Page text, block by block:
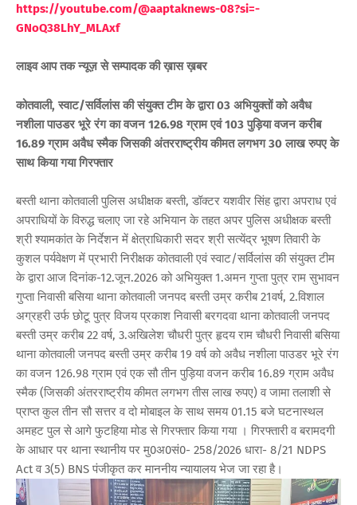
https://youtube.com/@aaptaknews-08?si=-
GNoQ38LhY_MLAxf
लाइव आप तक न्यूज़ से सम्पादक की ख़ास ख़बर
कोतवाली, स्वाट/सर्विलांस की संयुक्त टीम के द्वारा 03 अभियुक्तों को अवैध
नशीला पाउडर भूरे रंग का वजन 126.98 ग्राम एवं 103 पुड़िया वजन करीब
16.89 ग्राम अवैध स्मैक जिसकी अंतरराष्ट्रीय कीमत लगभग 30 लाख रुपए के
साथ किया गया गिरफ्तार
बस्ती थाना कोतवाली पुलिस अधीक्षक बस्ती, डॉक्टर यशवीर सिंह द्वारा अपराध एवं
अपराधियों के विरुद्ध चलाए जा रहे अभियान के तहत अपर पुलिस अधीक्षक बस्ती
श्री श्यामकांत के निर्देशन में क्षेत्राधिकारी सदर श्री सत्येंद्र भूषण तिवारी के
कुशल पर्यवेक्षण में प्रभारी निरीक्षक कोतवाली एवं स्वाट/सर्विलांस की संयुक्त टीम
के द्वारा आज दिनांक-12.जून.2026 को अभियुक्त 1.अमन गुप्ता पुत्र राम सुभावन
गुप्ता निवासी बसिया थाना कोतवाली जनपद बस्ती उम्र करीब 21वर्ष, 2.विशाल
अग्रहरी उर्फ छोटू पुत्र विजय प्रकाश निवासी बरगदवा थाना कोतवाली जनपद
बस्ती उम्र करीब 22 वर्ष, 3.अखिलेश चौधरी पुत्र हृदय राम चौधरी निवासी बसिया
थाना कोतवाली जनपद बस्ती उम्र करीब 19 वर्ष को अवैध नशीला पाउडर भूरे रंग
का वजन 126.98 ग्राम एवं एक सौ तीन पुड़िया वजन करीब 16.89 ग्राम अवैध
स्मैक (जिसकी अंतरराष्ट्रीय कीमत लगभग तीस लाख रुपए) व जामा तलाशी से
प्राप्त कुल तीन सौ सत्तर व दो मोबाइल के साथ समय 01.15 बजे घटनास्थल
अमहट पुल से आगे फुटहिया मोड से गिरफ्तार किया गया । गिरफ्तारी व बरामदगी
के आधार पर थाना स्थानीय पर मु0अ0सं0- 258/2026 धारा- 8/21 NDPS
Act व 3(5) BNS पंजीकृत कर माननीय न्यायालय भेज जा रहा है।